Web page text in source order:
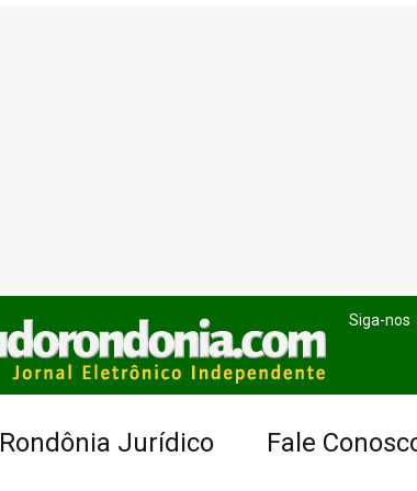
Siga-nos
Rondônia Jurídico Fale